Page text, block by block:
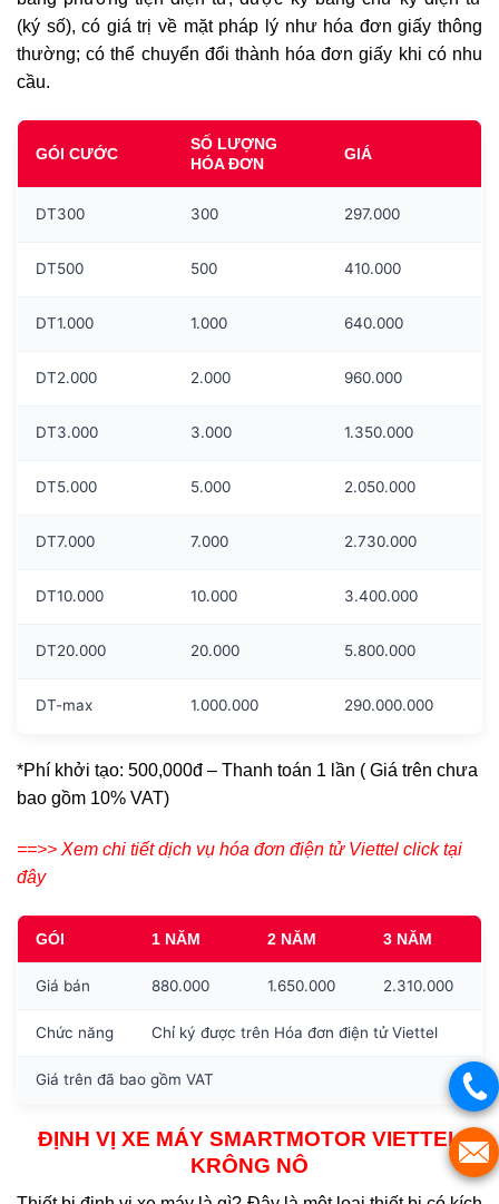
(ký số), có giá trị về mặt pháp lý như hóa đơn giấy thông
thường; có thể chuyển đổi thành hóa đơn giấy khi có nhu
cầu.
GÓI CƯỚC
SỐ LƯỢNG
HÓA ĐƠN
GIÁ
DT300 300 297.000
DT500 500 410.000
DT1.000 1.000 640.000
DT2.000 2.000 960.000
DT3.000 3.000 1.350.000
DT5.000 5.000 2.050.000
DT7.000 7.000 2.730.000
DT10.000 10.000 3.400.000
DT20.000 20.000 5.800.000
DT-max 1.000.000 290.000.000
*Phí khởi tạo: 500,000đ – Thanh toán 1 lần ( Giá trên chưa
bao gồm 10% VAT)
==>> Xem chi tiết dịch vụ hóa đơn điện tử Viettel click tại
đây
GÓI 1 NĂM 2 NĂM 3 NĂM
Giá bán 880.000 1.650.000 2.310.000
Chức năng Chỉ ký được trên Hóa đơn điện tử Viettel
Giá trên đã bao gồm VAT
ĐỊNH VỊ XE MÁY SMARTMOTOR VIETTEL
KRÔNG NÔ